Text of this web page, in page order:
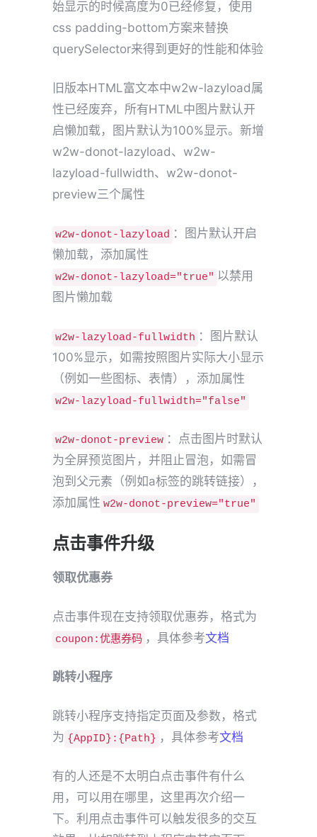
始显示的时候高度为0已经修复，使用
css padding-bottom方案来替换
querySelector来得到更好的性能和体验
旧版本HTML富文本中w2w-lazyload属
性已经废弃，所有HTML中图片默认开
启懒加载，图片默认为100%显示。新增
w2w-donot-lazyload、w2w-
lazyload-fullwidth、w2w-donot-
preview三个属性
w2w-donot-lazyload ：图片默认开启
懒加载，添加属性
w2w-donot-lazyload="true" 以禁用
图片懒加载
w2w-lazyload-fullwidth ：图片默认
100%显示，如需按照图片实际大小显示
（例如一些图标、表情），添加属性
w2w-lazyload-fullwidth="false"
w2w-donot-preview ：点击图片时默认
为全屏预览图片，并阻止冒泡，如需冒
泡到父元素（例如a标签的跳转链接），
添加属性 w2w-donot-preview="true"
点击事件升级
领取优惠券
点击事件现在支持领取优惠券，格式为
coupon:优惠券码 ，具体参考文档
跳转小程序
跳转小程序支持指定页面及参数，格式
为 {AppID}:{Path} ，具体参考文档
有的人还是不太明白点击事件有什么
用，可以用在哪里，这里再次介绍一
下。利用点击事件可以触发很多的交互